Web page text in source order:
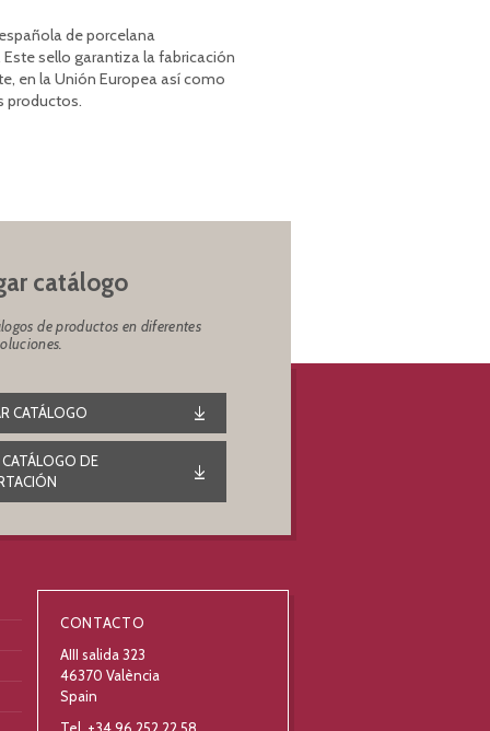
de porcelana
sello garantiza la fabricación
en la Unión Europea así como
productos.
catálogo
de productos en diferentes
CATÁLOGO
DE
CONTACTO
AIII salida 323
46370 València
Spain
Tel. +34 96 252 22 58